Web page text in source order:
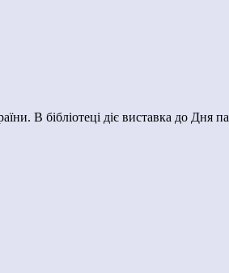
В бібліотеці діє виставка до